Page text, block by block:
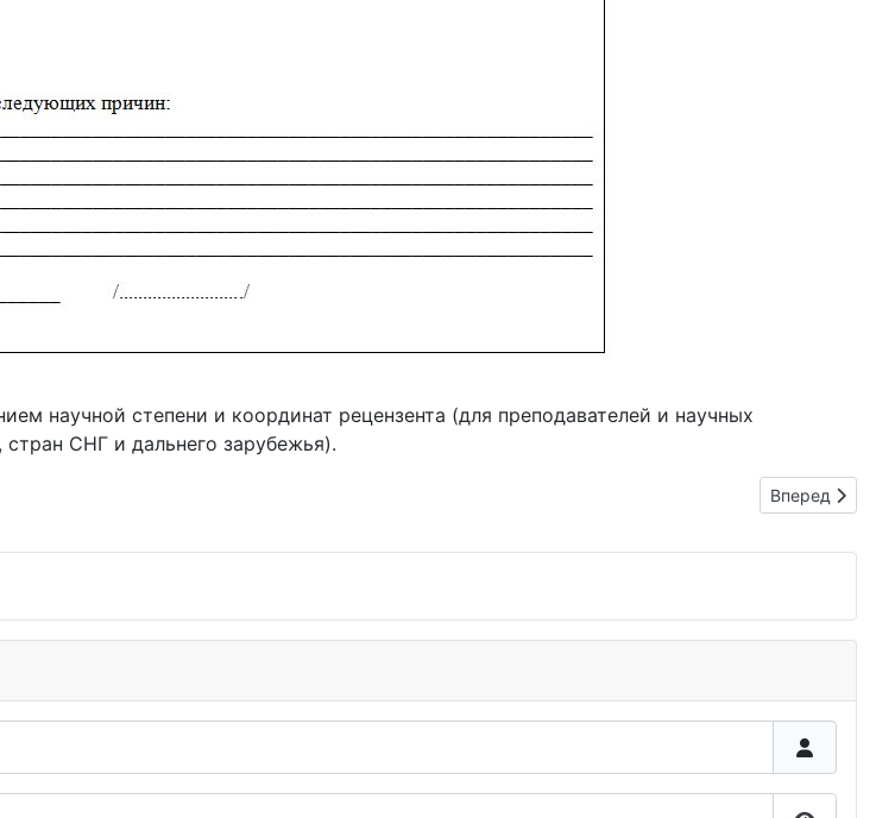
научной степени и координат рецензента (для преподавателей и научных
СНГ и дальнего зарубежья).
Следующий:
Вперед